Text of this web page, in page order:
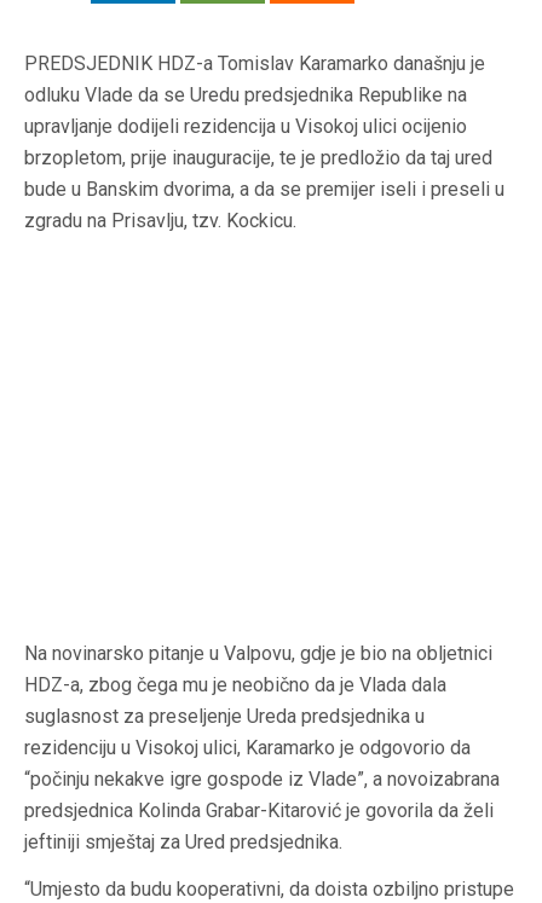
PREDSJEDNIK HDZ-a Tomislav Karamarko današnju je
odluku Vlade da se Uredu predsjednika Republike na
upravljanje dodijeli rezidencija u Visokoj ulici ocijenio
brzopletom, prije inauguracije, te je predložio da taj ured
bude u Banskim dvorima, a da se premijer iseli i preseli u
zgradu na Prisavlju, tzv. Kockicu.
Na novinarsko pitanje u Valpovu, gdje je bio na obljetnici
HDZ-a, zbog čega mu je neobično da je Vlada dala
suglasnost za preseljenje Ureda predsjednika u
rezidenciju u Visokoj ulici, Karamarko je odgovorio da
“počinju nekakve igre gospode iz Vlade”, a novoizabrana
predsjednica Kolinda Grabar-Kitarović je govorila da želi
jeftiniji smještaj za Ured predsjednika.
“Umjesto da budu kooperativni, da doista ozbiljno pristupe